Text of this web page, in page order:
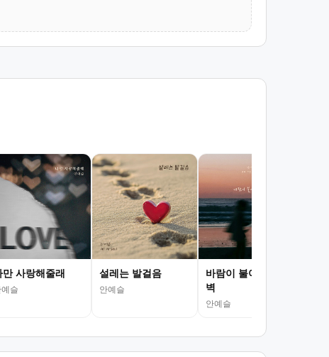
만 사랑해줄래
예슬
설레는 발걸음
안예슬
바람이 불어오는 새
벽
안예슬